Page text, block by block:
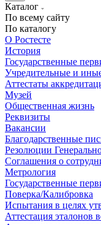
Каталог
По всему сайту
По каталогу
О Ростесте
История
Государственные
Учредительные и
Аттестаты
Музей
Общественная жизнь
Реквизиты
Вакансии
Благодарственные
Резолюции
Соглашения о
Метрология
Государственные
Поверка/Калибровка
Испытания в целях
Аттестация эталонов